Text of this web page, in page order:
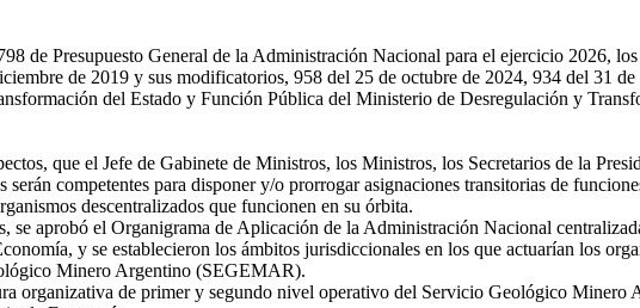
Presupuesto General de la Administración Nacional para el ejercicio 2026,
de 2019 y sus modificatorios, 958 del 25 de octubre de 2024, 934 del 31
del Estado y Función Pública del Ministerio de Desregulación y
que el Jefe de Gabinete de Ministros, los Ministros, los Secretarios de la
competentes para disponer y/o prorrogar asignaciones transitorias de
descentralizados que funcionen en su órbita.
aprobó el Organigrama de Aplicación de la Administración Nacional
y se establecieron los ámbitos jurisdiccionales en los que actuarían los
Minero Argentino (SEGEMAR).
organizativa de primer y segundo nivel operativo del Servicio Geológico